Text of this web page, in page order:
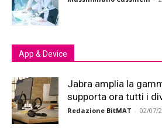
App & Device
Jabra amplia la
supporta ora tutti i
Redazione BitMAT - 02/07/